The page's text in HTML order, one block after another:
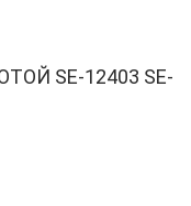
SE-12403 SE-